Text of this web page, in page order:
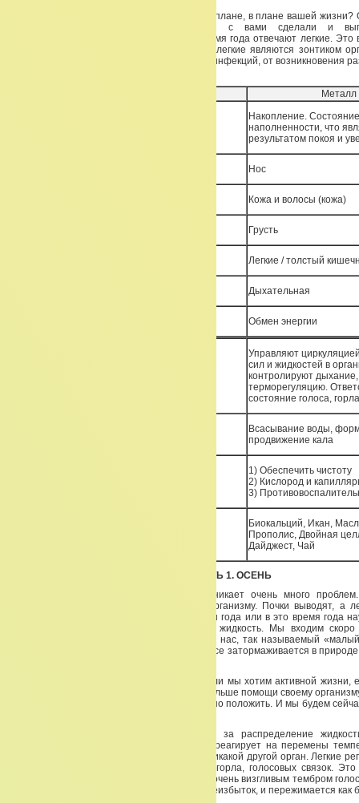
Чем характерна осень? В физиологическом плане, в плане вашей жизни?
что должна подытожить все, что мы с вами сделали и
перераспределение. И не даром за это время года отвечают легкие. Это
времени года. Почему легкие? Потому, что легкие являются зонтиком
предохраняют весь организм от возможных инфекций, от возникновения
Металл
Накопление.
наполненности, что
результатом покоя и
Нос
Кожа и волосы (кожа)
Грусть
Легкие / толстый
Дыхательная
Обмен энергии
Управляют
сил и жидкостей в
контролируют
терморегуляцию.
состояние голоса, горла
Всасывание воды,
продвижение кала
1) Обеспечить чистоту
2) Кислород и
3)
Биокальций, Икан,
Прополис, Двойная
Дайджест, Чай
ЧАСТЬ 1. ОСЕНЬ
Когда легкие начинают болеть, тогда возникает очень много
функцию распределения влаги по всему организму. Почки выводят, а
Почему чрезвычайно важно к этому времени года или в это время года
Потому, что легкие должны распределять жидкость. Мы входим
главенствует иньское состояние. А сейчас у нас, так называемый
замедление. Хотим мы этого или не хотим -все затормаживается в
И если мы хотим двигаться очень много, если мы хотим активной жизни,
многое делать — нам надо осенью давать больше помощи своему
у нас есть, мы должны положить то, что нужно положить. И мы будем
Итак, легкие. Легкие отвечают не только за распределение
терморегуляцию организма — как человек реагирует на перемены
холод. За это все тоже отвечают легкие, и никакой другой орган. Легкие
легкие ответственны за состояние голоса, горла, голосовых связок.
всего прочего, когда вы слышите человека с очень визгливым тембром
легких. А когда очень низкий голос — это переизбыток, и пережимается как